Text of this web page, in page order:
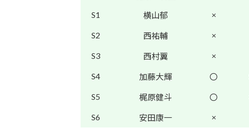
S1 横山郁 ×
S2 西祐輔 ×
S3 西村翼 ×
S4 加藤大輝 〇
S5 梶原健斗 〇
S6 安田康一 ×